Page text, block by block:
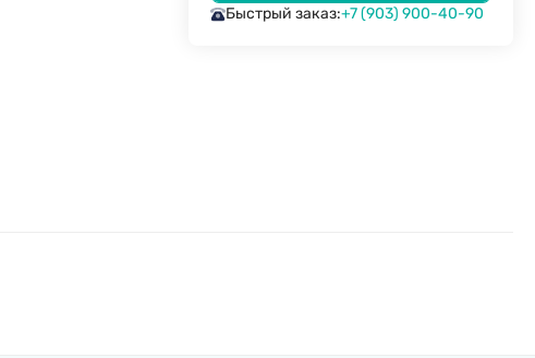
Быстрый заказ:+7 (903) 900-40-90